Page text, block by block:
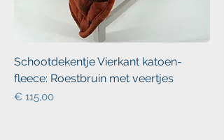
Schootdekentje Vierkant katoen-
fleece: Roestbruin met veertjes
Prijs
€ 115,00